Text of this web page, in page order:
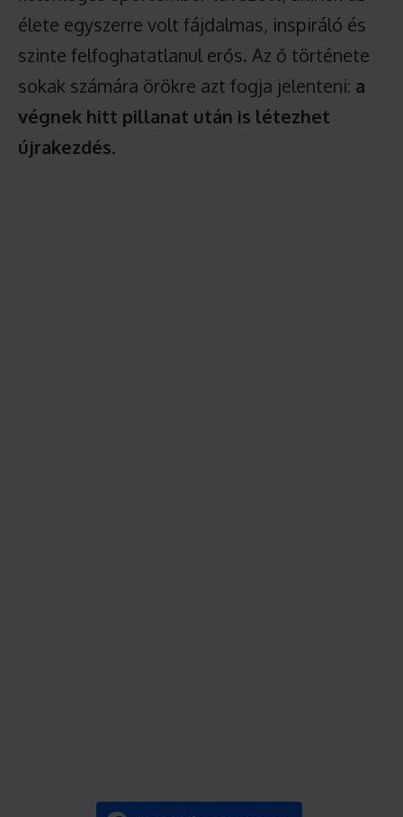
élete egyszerre volt fájdalmas, inspiráló és
szinte felfoghatatlanul erős. Az ő története
sokak számára örökre azt fogja jelenteni: a
végnek hitt pillanat után is létezhet
újrakezdés.